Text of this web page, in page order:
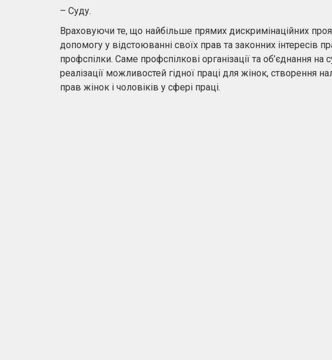
– Суду.
Враховуючи те, що найбільше прямих дискримінаційних
допомогу у відстоюванні своїх прав та законних інтересів
профспілки. Саме профспілкові організації та об’єднання на
реалізації можливостей гідної праці для жінок, створення
прав жінок і чоловіків у сфері праці.